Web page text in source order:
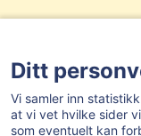
E-post:
Sentralbord:69 28 91
Ditt
Vi samler inn
at vi vet hvilke sider
som eventuelt kan